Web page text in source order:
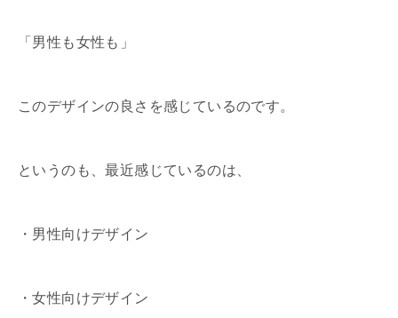
「男性も女性も」
このデザインの良さを感じているのです。
というのも、最近感じているのは、
・男性向けデザイン
・女性向けデザイン